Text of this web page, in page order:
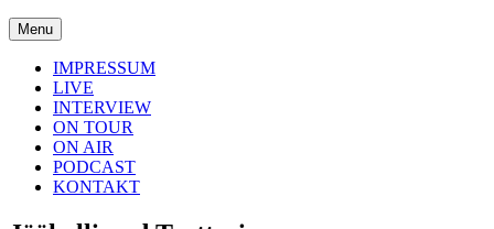
Menu
IMPRESSUM
LIVE
INTERVIEW
ON TOUR
ON AIR
PODCAST
KONTAKT